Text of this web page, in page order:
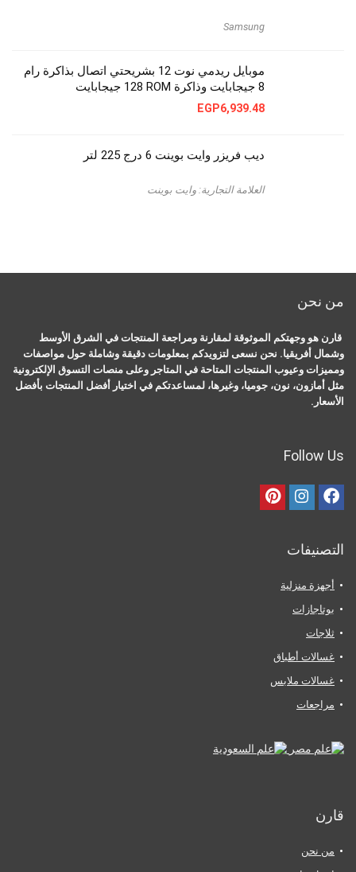
Samsung
موبايل ريدمي نوت 12 بشريحتي اتصال بذاكرة رام ‏
8 جيجابايت وذاكرة ROM‏ 128 جيجابايت
EGP6,939.48
ديب فريزر وايت بوينت 6 درج 225 لتر
العلامة التجارية: وايت بوينت
من نحن
قارن هو وجهتكم الموثوقة لمقارنة ومراجعة المنتجات في الشرق الأوسط
وشمال أفريقيا. نحن نسعى لتزويدكم بمعلومات دقيقة وشاملة حول مواصفات
ومميزات وعيوب المنتجات المتاحة في المتاجر وعلى منصات التسوق الإلكترونية
مثل أمازون، نون، جوميا، وغيرها، لمساعدتكم في اختيار أفضل المنتجات بأفضل
الأسعار.
Follow Us
التصنيفات
أجهزة منزلية
بوتاجازات
ثلاجات
غسالات أطباق
غسالات ملابس
مراجعات
قارن
من نحن